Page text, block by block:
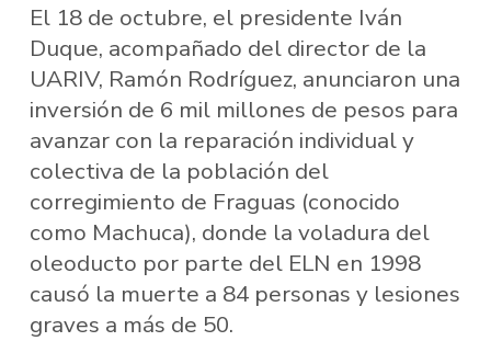
El 18 de octubre, el presidente Iván
Duque, acompañado del director de la
UARIV, Ramón Rodríguez, anunciaron una
inversión de 6 mil millones de pesos para
avanzar con la reparación individual y
colectiva de la población del
corregimiento de Fraguas (conocido
como Machuca), donde la voladura del
oleoducto por parte del ELN en 1998
causó la muerte a 84 personas y lesiones
graves a más de 50.